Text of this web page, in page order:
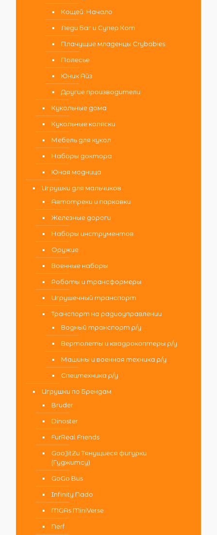
Кощей. Начало
Леди Баг и Супер Кот
Плачущие младенцы Crybabies
Полесье
Юник Айз
Другие производители
Кукольные дома
Кукольные коляски
Мебель для кукол
Наборы доктора
Юная модница
Игрушки для мальчиков
Автотреки и парковки
Железные дороги
Наборы инструментов
Оружие
Военные наборы
Роботы и трансформеры
Игрушечный транспорт
Транспорт на радиоуправлении
Водный транспорт р/у
Вертолеты и квадрокоптеры р/у
Машины и военная техника р/у
Спецтехника р/у
Игрушки по Брендам
Bruder
Dinoster
FurReal Friends
GooJitZu Тянущиеся фигурки
(Гуджитсу)
GoGo Bus
Infinity Nado
MGAs MiniVerse
Nerf